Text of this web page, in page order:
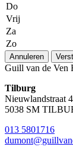
Do
Vrij
Za
Zo
Annuleren
Guill van de Ven
Tilburg
Nieuwlandstraat
5038 SM
013 5801716